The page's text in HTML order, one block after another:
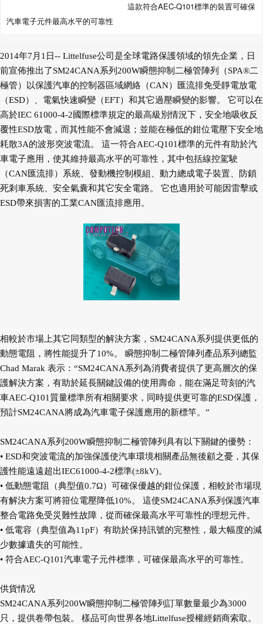
這款符合AEC-Q101標準的裝置可確保
汽車電子元件最高水平的可靠性
2014年7月1日-- Littelfuse公司是全球電路保護領域的領先企業，日
前宣佈推出了SM24CANA系列200W瞬態抑制二極管陣列（SPA®二
極管）以保護汽車的控制器區域網絡（CAN）匯流排免受靜電放電
（ESD）、電氣快速瞬變（EFT）和其它過壓瞬變的影響。 它可以在
高於IEC 61000-4-2國際標準規定的最高級別情況下，安全地吸收反
覆性ESD放電，而其性能不會減退；並能在極低的鉗位電壓下安全地
耗散3A的波形突波電流。 這一符合AEC-Q101標準的元件有助於汽
車電子應用，使其維持最高水平的可靠性，其中包括線控駕駛
（CAN匯流排）系統、發動機控制模組、動力總成電子裝置、防鎖
死剎車系統、安全氣囊和其它安全電路。 它也適用於可能因雷擊或
ESD帶來損害的工業CAN匯流排應用。
相較於市場上其它同類型的解決方案，SM24CANA系列提供更低的
動態電阻，將性能提升了10%。 瞬態抑制二極管陣列產品系列總監
Chad Marak 表示：“SM24CANA系列為消費者提供了更高層次的保
護解決方案，有助於延長關鍵設備的使用壽命，能在滿足苛刻的汽
車AEC-Q101質量標準所有相關要求，同時提供更可靠的ESD保護，
預計SM24CANA將成為汽車電子保護應用的新標竿。”
SM24CANA系列200W瞬態抑制二極管陣列具有以下關鍵的優勢：
• ESD和突波電流的加強保護使汽車環境相關產品無後顧之憂，其保
護性能遠遠超出IEC61000-4-2標準(±8kV)。
• 低動態電阻（典型值0.7Ω）可確保優越的鉗位保護，相較於市場現
有解決方案可將箝位電壓降低10%。 這使SM24CANA系列保護汽車
整合電路免受災難性故障，從而確保最高水平可靠性的理想元件。
• 低電容（典型值為11pF）有助於保持訊號的完整性，最大幅度的減
少數據遺失的可能性。
• 符合AEC-Q101汽車電子元件標準，可確保最高水平的可靠性。
供貨情况
SM24CANA系列200W瞬態抑制二極管陣列訂單數量最少為3000
只，提供卷帶包裝。 樣品可向世界各地Littelfuse授權經銷商索取。